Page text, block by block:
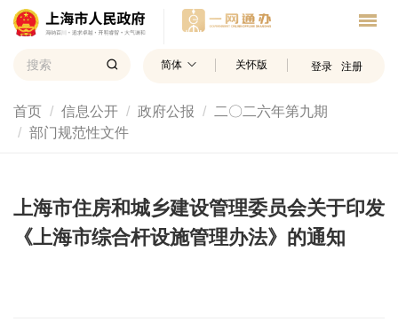
简体 关怀版 登录 注册
首页 信息公开 政府公报
二〇二六年第九期
部门规范性文件
上海市住房和城乡建设管理委员会关于印发
《上海市综合杆设施管理办法》的通知